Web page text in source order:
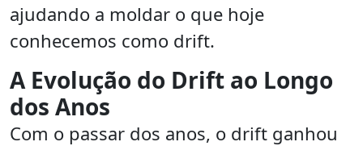
ajudando a moldar o que hoje
conhecemos como drift.
A Evolução do Drift ao Longo
dos Anos
Com o passar dos anos, o drift ganhou